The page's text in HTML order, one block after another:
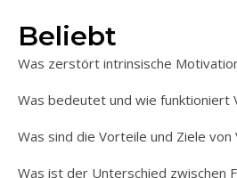
Beliebt
Was zerstört intrinsische
Was bedeutet und wie funktioniert
Was sind die Vorteile und Ziele von
Was ist der Unterschied zwischen